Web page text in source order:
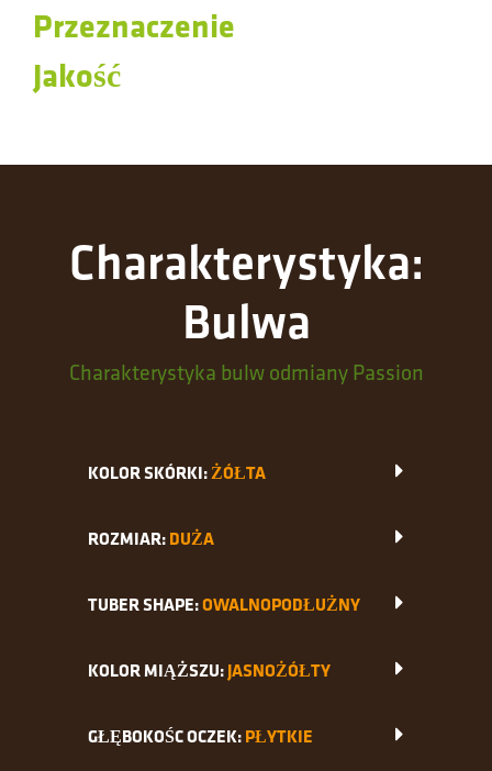
Przeznaczenie
Jakość
Charakterystyka:
Bulwa
Charakterystyka bulw odmiany Passion
KOLOR SKÓRKI:ŻÓŁTA
ROZMIAR:DUŻA
TUBER SHAPE:OWALNOPODŁUŻNY
KOLOR MIĄŻSZU:JASNOŻÓŁTY
GŁĘBOKOŚC OCZEK:PŁYTKIE